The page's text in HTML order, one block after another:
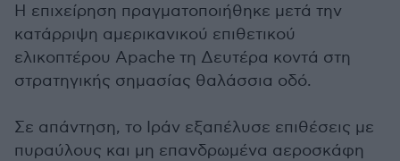
Η επιχείρηση πραγματοποιήθηκε μετά την
κατάρριψη αμερικανικού επιθετικού
ελικοπτέρου Apache τη Δευτέρα κοντά στη
στρατηγικής σημασίας θαλάσσια οδό.
Σε απάντηση, το Ιράν εξαπέλυσε επιθέσεις με
πυραύλους και μη επανδρωμένα αεροσκάφη